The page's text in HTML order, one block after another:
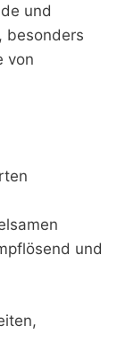
und
besonders
von
und